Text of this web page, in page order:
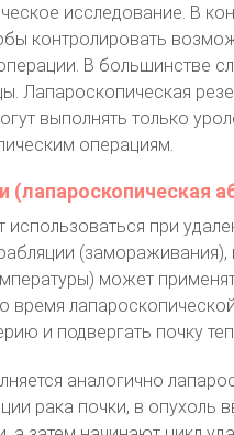
исследование. В
контролировать
В большинстве
Лапароскопическая
выполнять только
операциям.
(лапароскопическая
при
(замораживания),
может
и подвергать почку
аналогично
рака почки, в опухоль